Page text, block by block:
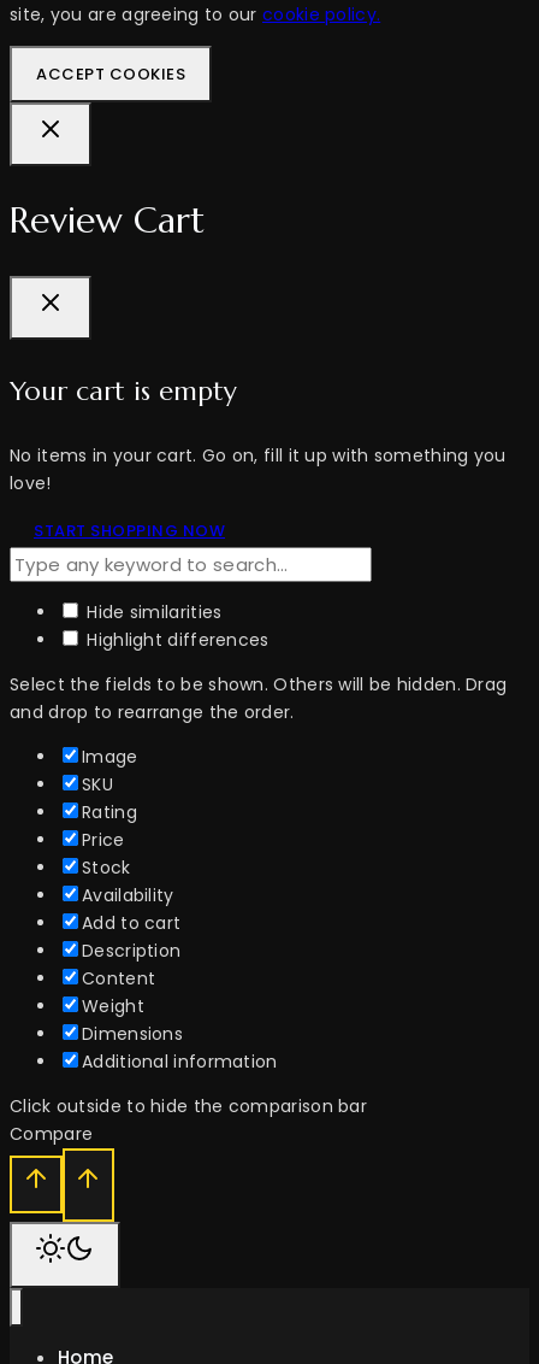
site, you are agreeing to ourcookie policy.
ACCEPT COOKIES
Review Cart
Your cart is empty
No items in your cart. Go on, fill it up with something you
love!
START SHOPPING NOW
Hide similarities
Highlight differences
Select the fields to be shown. Others will be hidden. Drag
and drop to rearrange the order.
Image
SKU
Rating
Price
Stock
Availability
Add to cart
Description
Content
Weight
Dimensions
Additional information
Click outside to hide the comparison bar
Compare
Home